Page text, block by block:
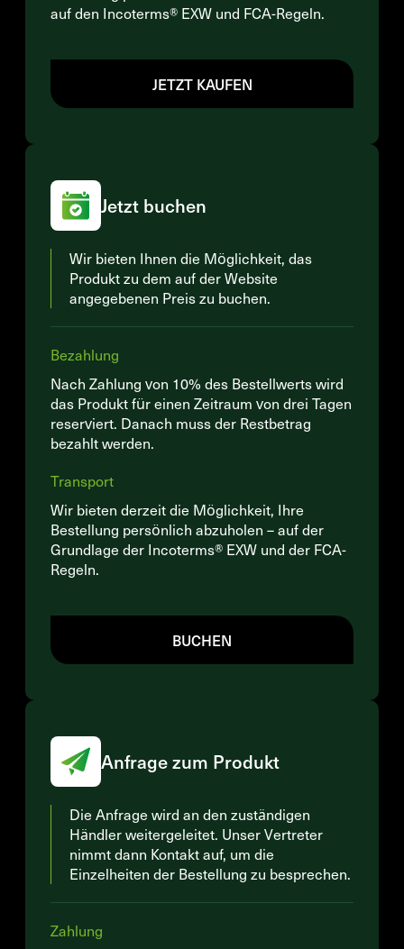
auf den Incoterms® EXW und FCA-Regeln.
JETZT KAUFEN
Jetzt buchen
Wir bieten Ihnen die Möglichkeit, das
Produkt zu dem auf der Website
angegebenen Preis zu buchen.
Bezahlung
Nach Zahlung von 10% des Bestellwerts wird
das Produkt für einen Zeitraum von drei Tagen
reserviert. Danach muss der Restbetrag
bezahlt werden.
Transport
Wir bieten derzeit die Möglichkeit, Ihre
Bestellung persönlich abzuholen – auf der
Grundlage der Incoterms® EXW und der FCA-
Regeln.
BUCHEN
Anfrage zum Produkt
Die Anfrage wird an den zuständigen
Händler weitergeleitet. Unser Vertreter
nimmt dann Kontakt auf, um die
Einzelheiten der Bestellung zu besprechen.
Zahlung